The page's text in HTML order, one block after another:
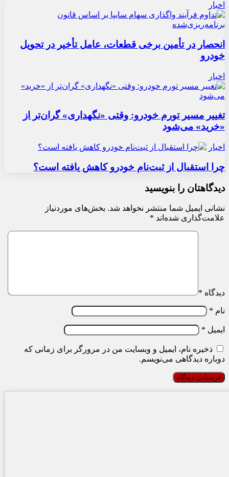
اخبار
انحصار در تأمین برخی قطعات، عامل تأخیر در تحویل
خودرو
اخبار
تغییر مسیر تورم خودرو: وقتی «نگهداری» گران‌تر از
«خرید» می‌شود
اخبار
چرا استقبال از ثبت‌نام خودرو کاهش یافته است؟
دیدگاهتان را بنویسید
نشانی ایمیل شما منتشر نخواهد شد. بخش‌های موردنیاز
علامت‌گذاری شده‌اند *
دیدگاه *
نام *
ایمیل *
ذخیره نام، ایمیل و وبسایت من در مرورگر برای زمانی که
دوباره دیدگاهی می‌نویسم.